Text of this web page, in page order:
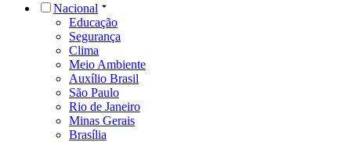
Nacional
Educação
Segurança
Clima
Meio Ambiente
Auxílio Brasil
São Paulo
Rio de Janeiro
Minas Gerais
Brasília